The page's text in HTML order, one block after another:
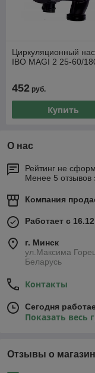
Циркуляционный
IBO MAGI 2 25-60/
452 руб.
Купить
О нас
Рейтинг не
Менее 5 отзывов
Компания
Работает с
г. Минск
ул.Максима
Беларусь
Контакты
Сегодня
Показать весь
Отзывы о